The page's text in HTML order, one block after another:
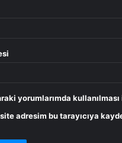
yorumlarımda
adresim bu tarayıcıya